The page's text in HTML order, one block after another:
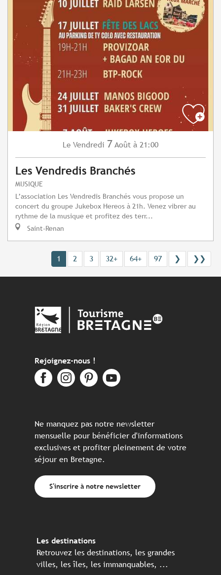
Le Vendredi 7 Août à 21:00
Les Vendredis Branchés
MUSIQUE
L’association Les Vendredis Branchés vous propose un
concert du groupe Jukebox Hereos à 21h. Venez vibrer au
rythme de la musique et profitez des terr...
Saint-Renan
1 2 3 32+ 64+ 97 ❯ ❯❯
Rejoignez-nous !
Ne manquez pas notre newsletter
mensuelle pour bénéficier d'informations
exclusives et profiter pleinement de votre
séjour en Bretagne.
S'inscrire à notre newsletter
Les destinations
Retrouvez les destinations, les grandes
villes, les îles, les immanquables, ...